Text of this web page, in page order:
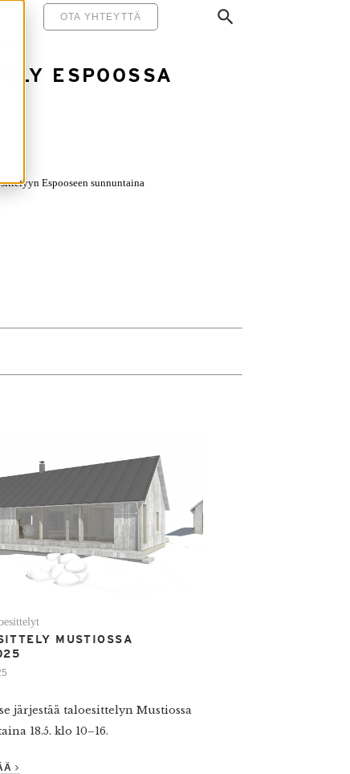
OTA YHTEYTTÄ
ESPOOSSA
Espooseen sunnuntaina
MUSTIOSSA
järjestää taloesittelyn Mustiossa
18.5. klo 10–16.